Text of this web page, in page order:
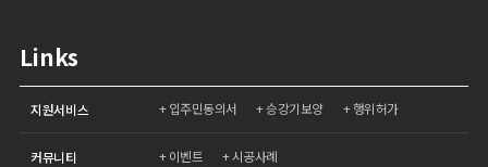
Links
지원서비스 입주민동의서 승강기보양 행위허가
커뮤니티 이벤트 시공사례